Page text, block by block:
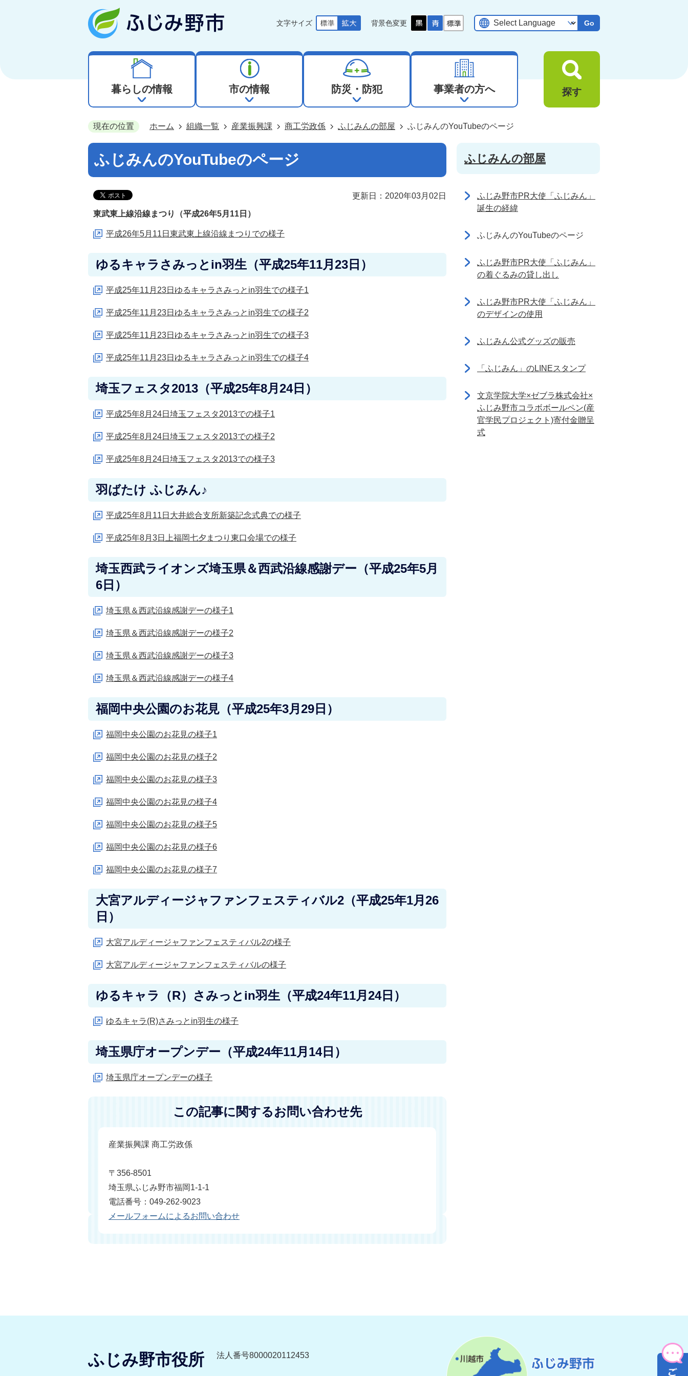
文字サイズ 背景色変更 Go
暮らしの情報 市の情報 防災・防犯 事業者の方へ 探す
現在の位置 ホーム 組織一覧 産業振興課 商工労政係 ふじみんの部屋 ふじみんのYouTubeのページ
ふじみんのYouTubeのページ
更新日：2020年03月02日
東武東上線沿線まつり（平成26年5月11日）
平成26年5月11日東武東上線沿線まつりでの様子
ゆるキャラさみっとin羽生（平成25年11月23日）
平成25年11月23日ゆるキャラさみっとin羽生での様子1
平成25年11月23日ゆるキャラさみっとin羽生での様子2
平成25年11月23日ゆるキャラさみっとin羽生での様子3
平成25年11月23日ゆるキャラさみっとin羽生での様子4
埼玉フェスタ2013（平成25年8月24日）
平成25年8月24日埼玉フェスタ2013での様子1
平成25年8月24日埼玉フェスタ2013での様子2
平成25年8月24日埼玉フェスタ2013での様子3
羽ばたけ ふじみん♪
平成25年8月11日大井総合支所新築記念式典での様子
平成25年8月3日上福岡七夕まつり東口会場での様子
埼玉西武ライオンズ埼玉県＆西武沿線感謝デー（平成25年5月
6日）
埼玉県＆西武沿線感謝デーの様子1
埼玉県＆西武沿線感謝デーの様子2
埼玉県＆西武沿線感謝デーの様子3
埼玉県＆西武沿線感謝デーの様子4
福岡中央公園のお花見（平成25年3月29日）
福岡中央公園のお花見の様子1
福岡中央公園のお花見の様子2
福岡中央公園のお花見の様子3
福岡中央公園のお花見の様子4
福岡中央公園のお花見の様子5
福岡中央公園のお花見の様子6
福岡中央公園のお花見の様子7
大宮アルディージャファンフェスティバル2（平成25年1月26
日）
大宮アルディージャファンフェスティバル2の様子
大宮アルディージャファンフェスティバルの様子
ゆるキャラ（R）さみっとin羽生（平成24年11月24日）
ゆるキャラ(R)さみっとin羽生の様子
埼玉県庁オープンデー（平成24年11月14日）
埼玉県庁オープンデーの様子
この記事に関するお問い合わせ先
産業振興課 商工労政係
〒356-8501
埼玉県ふじみ野市福岡1-1-1
電話番号：049-262-9023
メールフォームによるお問い合わせ
ふじみんの部屋
ふじみ野市PR大使「ふじみん」
誕生の経緯
ふじみんのYouTubeのページ
ふじみ野市PR大使「ふじみん」
の着ぐるみの貸し出し
ふじみ野市PR大使「ふじみん」
のデザインの使用
ふじみん公式グッズの販売
「ふじみん」のLINEスタンプ
文京学院大学×ゼブラ株式会社×
ふじみ野市コラボボールペン(産
官学民プロジェクト)寄付金贈呈
式
ふじみ野市役所 法人番号8000020112453